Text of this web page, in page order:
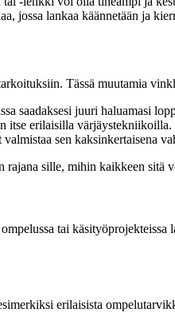
jossa lankaa käännetään ja
Tässä muutamia
saadaksesi juuri haluamasi
itse erilaisilla värjäystekniikoilla.
sen kaksinkertaisena
sille, mihin kaikkeen sitä
tai
erilaisista